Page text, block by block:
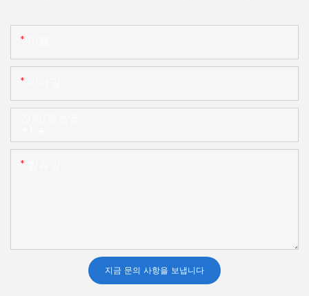
지금 문의 사항을 보냅니다